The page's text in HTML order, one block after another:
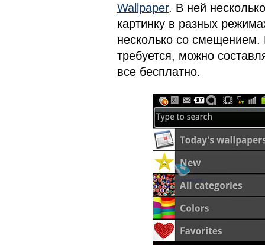
Wallpaper. В ней
картинку в разных
несколько со смещением.
требуется, можно
все бесплатно.